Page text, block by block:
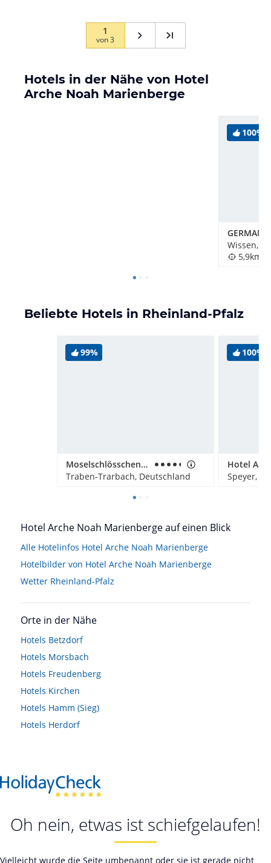
1
von3
Hotels in der Nähe von Hotel
Arche Noah Marienberge
100%
Wissen,
5,9km
Beliebte Hotels in Rheinland-Pfalz
99%
Moselschlösschen Spa & Resort
Traben-Trarbach, Deutschland
100%
Hotel Am
Speyer,
Hotel Arche Noah Marienberge auf einen Blick
Alle Hotelinfos Hotel Arche Noah Marienberge
Hotelbilder von Hotel Arche Noah Marienberge
Wetter Rheinland-Pfalz
Orte in der Nähe
Hotels Betzdorf
Hotels Morsbach
Hotels Freudenberg
Hotels Kirchen
Hotels Hamm (Sieg)
Hotels Herdorf
Oh nein, etwas ist schiefgelaufen!
Vielleicht wurde die Seite umbenannt oder sie ist gerade nicht